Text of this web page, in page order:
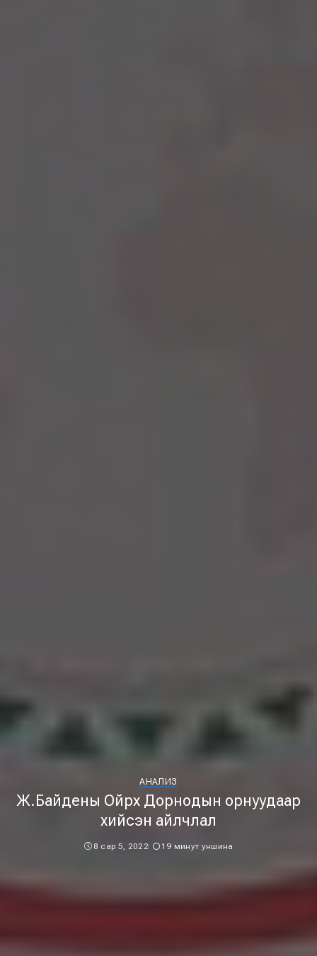
АНАЛИЗ
Ж.Байдены Ойрх Дорнодын орнуудаар
хийсэн айлчлал
8 сар 5, 2022 19 минут уншина